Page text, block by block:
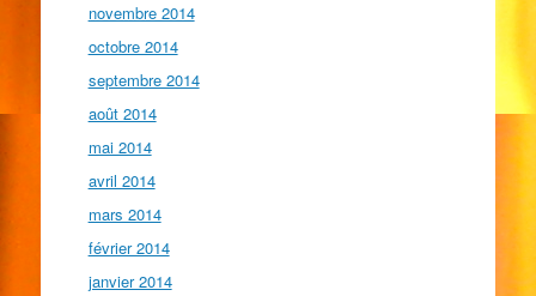
novembre 2014
octobre 2014
septembre 2014
août 2014
mai 2014
avril 2014
mars 2014
février 2014
janvier 2014